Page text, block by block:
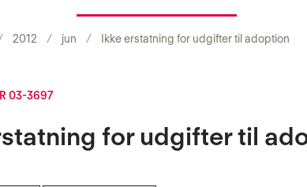
2012 jun Ikke erstatning for udgifter til adoption
03-3697
for udgifter til